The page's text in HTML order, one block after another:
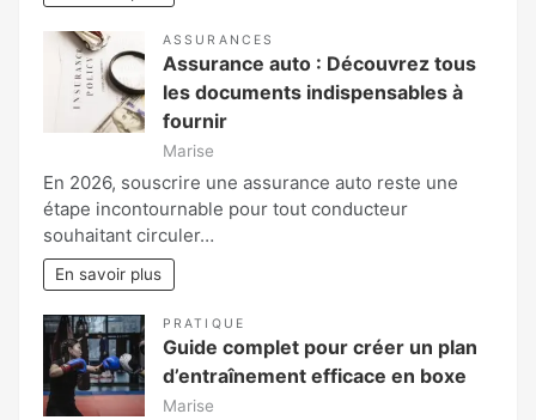
ASSURANCES
Assurance auto : Découvrez tous
les documents indispensables à
fournir
Marise
En 2026, souscrire une assurance auto reste une
étape incontournable pour tout conducteur
souhaitant circuler…
En savoir plus
PRATIQUE
Guide complet pour créer un plan
d’entraînement efficace en boxe
Marise